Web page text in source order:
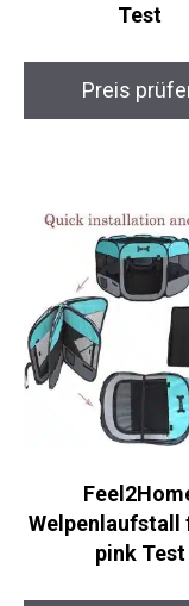
Test
Preis
Welpenlaufstall
pink Test